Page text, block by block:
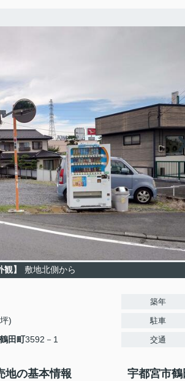
観】 敷地北側から
)
鶴田町3592－1
築年
駐車
交通
の基本情報 宇都宮市